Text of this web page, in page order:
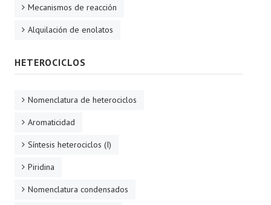
Mecanismos de reacción
Alquilación de enolatos
HETEROCICLOS
Nomenclatura de heterociclos
Aromaticidad
Síntesis heterociclos (I)
Piridina
Nomenclatura condensados